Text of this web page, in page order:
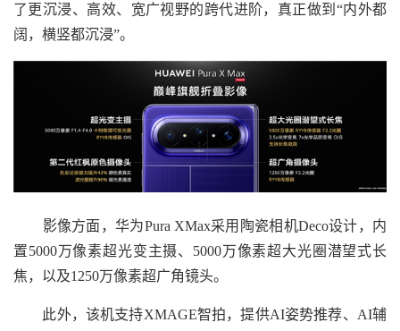
了更沉浸、高效、宽广视野的跨代进阶，真正做到“内外都
阔，横竖都沉浸”。
影像方面，华为Pura XMax采用陶瓷相机Deco设计，内
置5000万像素超光变主摄、5000万像素超大光圈潜望式长
焦，以及1250万像素超广角镜头。
此外，该机支持XMAGE智拍，提供AI姿势推荐、AI辅